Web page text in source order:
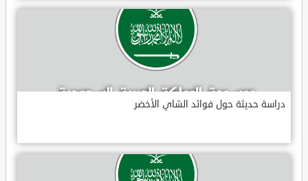
دراسة حديثة حول فوائد الشاي الأخضر